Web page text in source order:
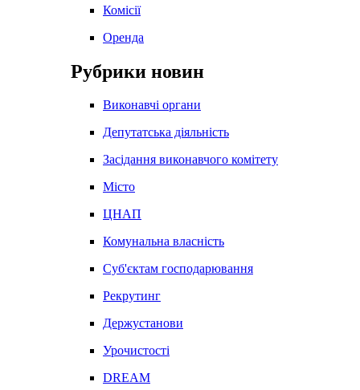
Комісії
Оренда
Рубрики новин
Виконавчі органи
Депутатська діяльність
Засідання виконавчого комітету
Місто
ЦНАП
Комунальна власність
Суб'єктам господарювання
Рекрутинг
Держустанови
Урочистості
DREAM